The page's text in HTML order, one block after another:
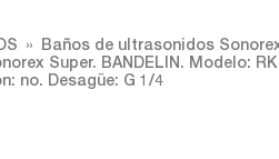
Baños de ultrasonidos
Super. BANDELIN. Modelo:
no. Desagüe: G 1/4